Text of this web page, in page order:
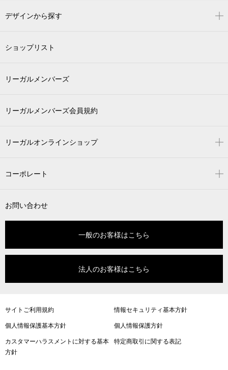
デザインから探す
ショップリスト
リーガルメンバーズ
リーガルメンバーズ会員規約
リーガルオンラインショップ
コーポレート
お問い合わせ
一般のお客様はこちら
法人のお客様はこちら
サイトご利用規約
情報セキュリティ基本方針
個人情報保護基本方針
個人情報保護方針
カスタマーハラスメントに対する基本
方針
特定商取引に関する表記